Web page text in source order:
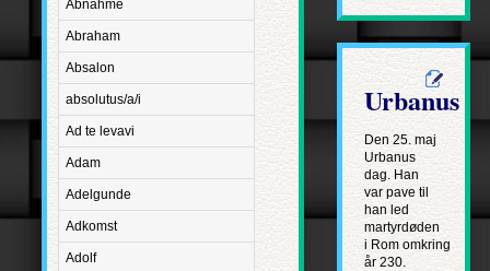
Abnahme
Abraham
Absalon
absolutus/a/i
Ad te levavi
Adam
Adelgunde
Adkomst
Adolf
Urbanus
Den 25. maj
Urbanus
dag. Han
var pave til
han led
martyrdøden
i Rom omkring
år 230.